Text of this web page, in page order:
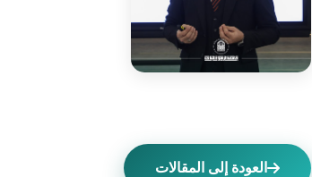
العودة إلى المقالات